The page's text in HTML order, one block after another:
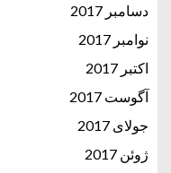
دسامبر 2017
نوامبر 2017
اکتبر 2017
آگوست 2017
جولای 2017
ژوئن 2017